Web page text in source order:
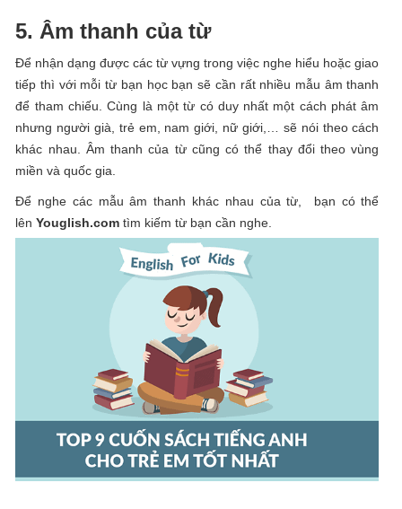
5. Âm thanh của từ
Để nhận dạng được các từ vựng trong việc nghe hiểu hoặc giao
tiếp thì với mỗi từ bạn học bạn sẽ cần rất nhiều mẫu âm thanh
để tham chiếu. Cùng là một từ có duy nhất một cách phát âm
nhưng người già, trẻ em, nam giới, nữ giới,… sẽ nói theo cách
khác nhau. Âm thanh của từ cũng có thể thay đổi theo vùng
miền và quốc gia.
Để nghe các mẫu âm thanh khác nhau của từ, bạn có thể
lênYouglish.com tìm kiếm từ bạn cần nghe.